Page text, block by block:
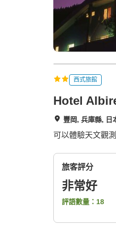
西式旅館
Hotel
豐岡, 兵庫縣, 日
可以體驗天文觀
旅客評分
非常好
評語數量： 18